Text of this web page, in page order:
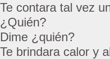
Te contara tal vez
¿Quién?
Dime ¿quién?
Te brindara calor y